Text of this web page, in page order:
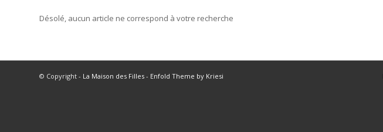
Désolé, aucun article ne correspond à votre recherche
© Copyright - La Maison des Filles - Enfold Theme by Kriesi